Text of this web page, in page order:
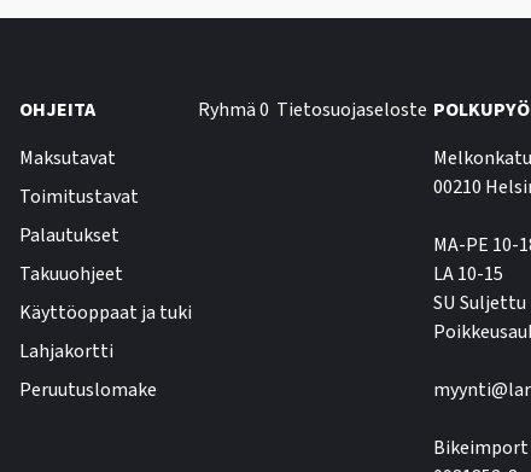
OHJEITA
Maksutavat
Toimitustavat
Palautukset
Takuuohjeet
Käyttöoppaat ja tuki
Lahjakortti
Peruutuslomake
Ryhmä 0 Tietosuojaseloste
00210
MA-PE 10-
LA 10-15
SU Suljettu
Bikeimport